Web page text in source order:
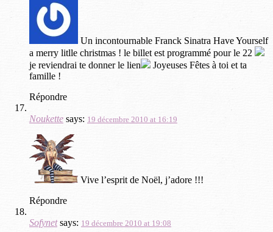
Un incontournable Franck Sinatra Have Yourself
a merry litlle christmas ! le billet est programmé pour le 22
je reviendrai te donner le lien
Joyeuses Fêtes à toi et ta
famille !
Répondre
Noukette says: 19 décembre 2010 at 16:19
Vive l’esprit de Noël, j’adore !!!
Répondre
Sofynet says: 19 décembre 2010 at 19:08